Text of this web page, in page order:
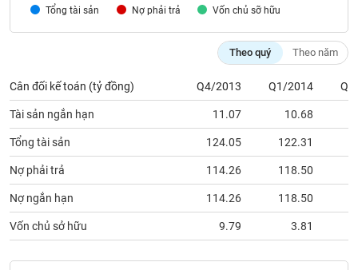
Tổng tài sản Nợ phải trả Vốn chủ sỡ hữu
Theo quý Theo năm
Cân đối kế toán (tỷ đồng) Q4/2013 Q1/2014
Tài sản ngắn hạn 11.07 10.68
Tổng tài sản 124.05 122.31
Nợ phải trả 114.26 118.50
Nợ ngắn hạn 114.26 118.50
Vốn chủ sở hữu 9.79 3.81
Tất cả Cổ phiếu Chỉ số Chứng chỉ quỹ
(-)
Tất cả Người nội bộ Người liên quan Cổ đông lớn
Tin
tức
(-)
của